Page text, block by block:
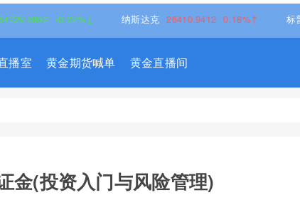
-0.22%↓ 纳斯达克 26410.9412 0.18%↑ 标普500指数
播室 黄金期货喊单 黄金直播间
金(投资入门与风险管理)